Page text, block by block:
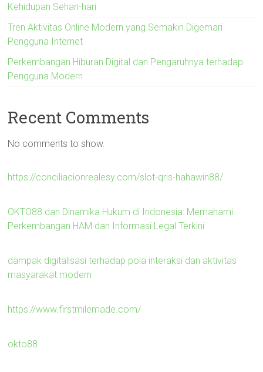
Kehidupan Sehari-hari
Tren Aktivitas Online Modern yang Semakin Digemari
Pengguna Internet
Perkembangan Hiburan Digital dan Pengaruhnya terhadap
Pengguna Modern
Recent Comments
No comments to show.
https://conciliacionrealesy.com/slot-qris-hahawin88/
OKTO88 dan Dinamika Hukum di Indonesia: Memahami
Perkembangan HAM dan Informasi Legal Terkini
dampak digitalisasi terhadap pola interaksi dan aktivitas
masyarakat modern
https://www.firstmilemade.com/
okto88